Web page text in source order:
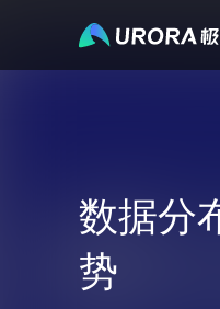
数据分
势